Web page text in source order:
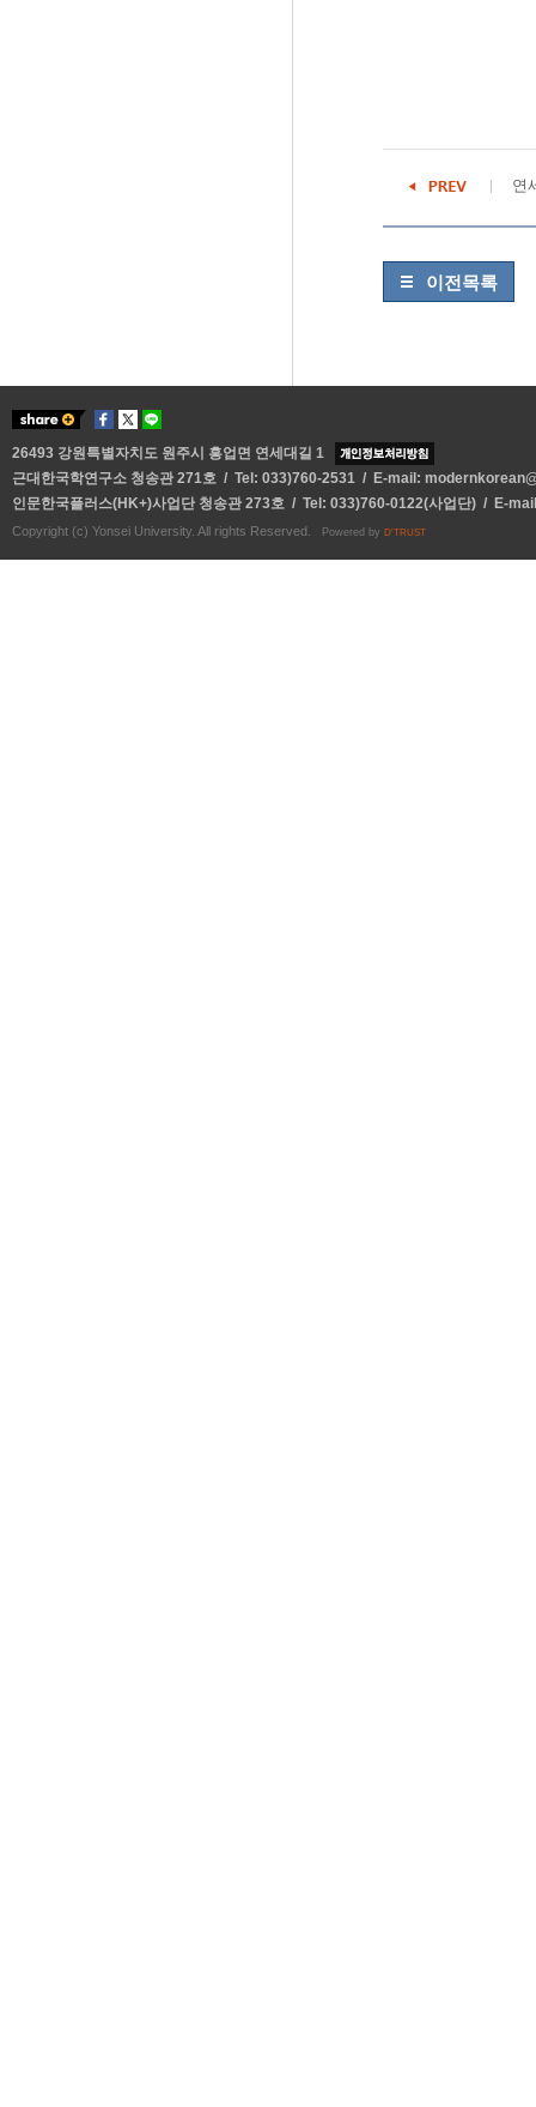
연
이전목록
26493 강원특별자치도 원주시 흥업면 연세대길 1
근대한국학연구소 청송관 271호 / Tel: 033)760-2531 / E-mail:
인문한국플러스(HK+)사업단 청송관 273호 / Tel: 033)760-0122(사업단) / E-
Copyright (c) Yonsei University. All rights Reserved. Powered by D'TRUST